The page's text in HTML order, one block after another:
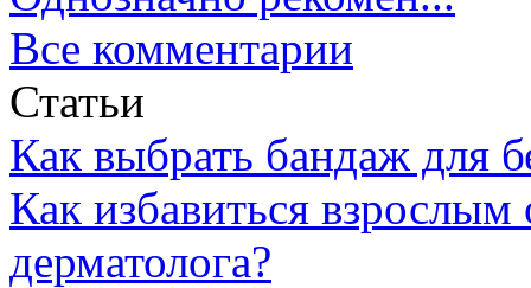
Все комментарии
Статьи
Как выбрать бандаж для
Как избавиться
дерматолога?